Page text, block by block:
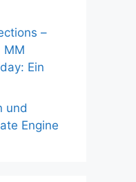
–
MM
Ein
und
Engine